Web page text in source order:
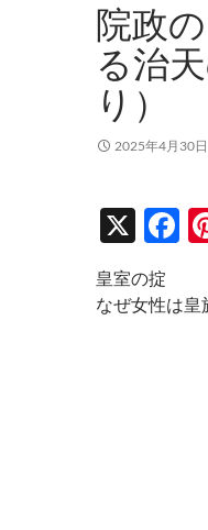
院政
る治
り）
2025年4月30日
X
F
e
皇室の掟
なぜ女性は皇